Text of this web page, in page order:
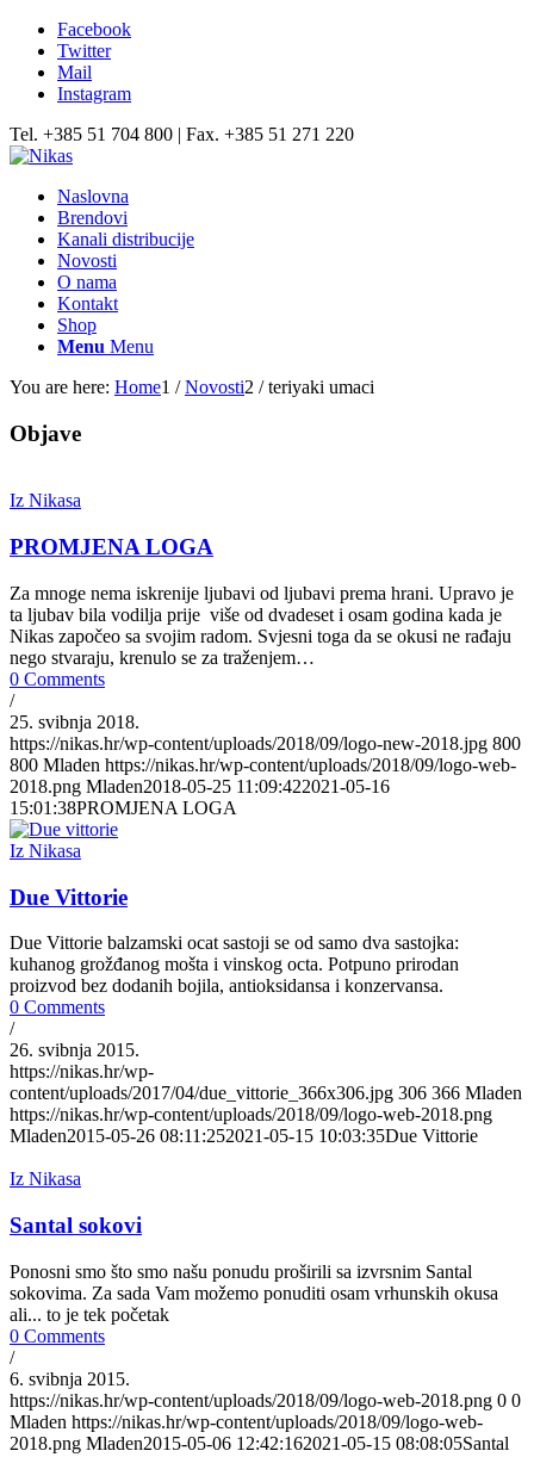
Facebook
Twitter
Mail
Instagram
Tel. +385 51 704 800 | Fax. +385 51 271 220
Naslovna
Brendovi
Kanali distribucije
Novosti
O nama
Kontakt
Shop
Menu Menu
You are here: Home1 / Novosti2 / teriyaki umaci
Objave
Iz Nikasa
PROMJENA LOGA
Za mnoge nema iskrenije ljubavi od ljubavi prema hrani. Upravo je
ta ljubav bila vodilja prije više od dvadeset i osam godina kada je
Nikas započeo sa svojim radom. Svjesni toga da se okusi ne rađaju
nego stvaraju, krenulo se za traženjem…
0 Comments
/
25. svibnja 2018.
https://nikas.hr/wp-content/uploads/2018/09/logo-new-2018.jpg 800
800 Mladen https://nikas.hr/wp-content/uploads/2018/09/logo-web-
2018.png Mladen2018-05-25 11:09:422021-05-16
15:01:38PROMJENA LOGA
Iz Nikasa
Due Vittorie
Due Vittorie balzamski ocat sastoji se od samo dva sastojka:
kuhanog grožđanog mošta i vinskog octa. Potpuno prirodan
proizvod bez dodanih bojila, antioksidansa i konzervansa.
0 Comments
/
26. svibnja 2015.
https://nikas.hr/wp-
content/uploads/2017/04/due_vittorie_366x306.jpg 306 366 Mladen
https://nikas.hr/wp-content/uploads/2018/09/logo-web-2018.png
Mladen2015-05-26 08:11:252021-05-15 10:03:35Due Vittorie
Iz Nikasa
Santal sokovi
Ponosni smo što smo našu ponudu proširili sa izvrsnim Santal
sokovima. Za sada Vam možemo ponuditi osam vrhunskih okusa
ali... to je tek početak
0 Comments
/
6. svibnja 2015.
https://nikas.hr/wp-content/uploads/2018/09/logo-web-2018.png 0 0
Mladen https://nikas.hr/wp-content/uploads/2018/09/logo-web-
2018.png Mladen2015-05-06 12:42:162021-05-15 08:08:05Santal